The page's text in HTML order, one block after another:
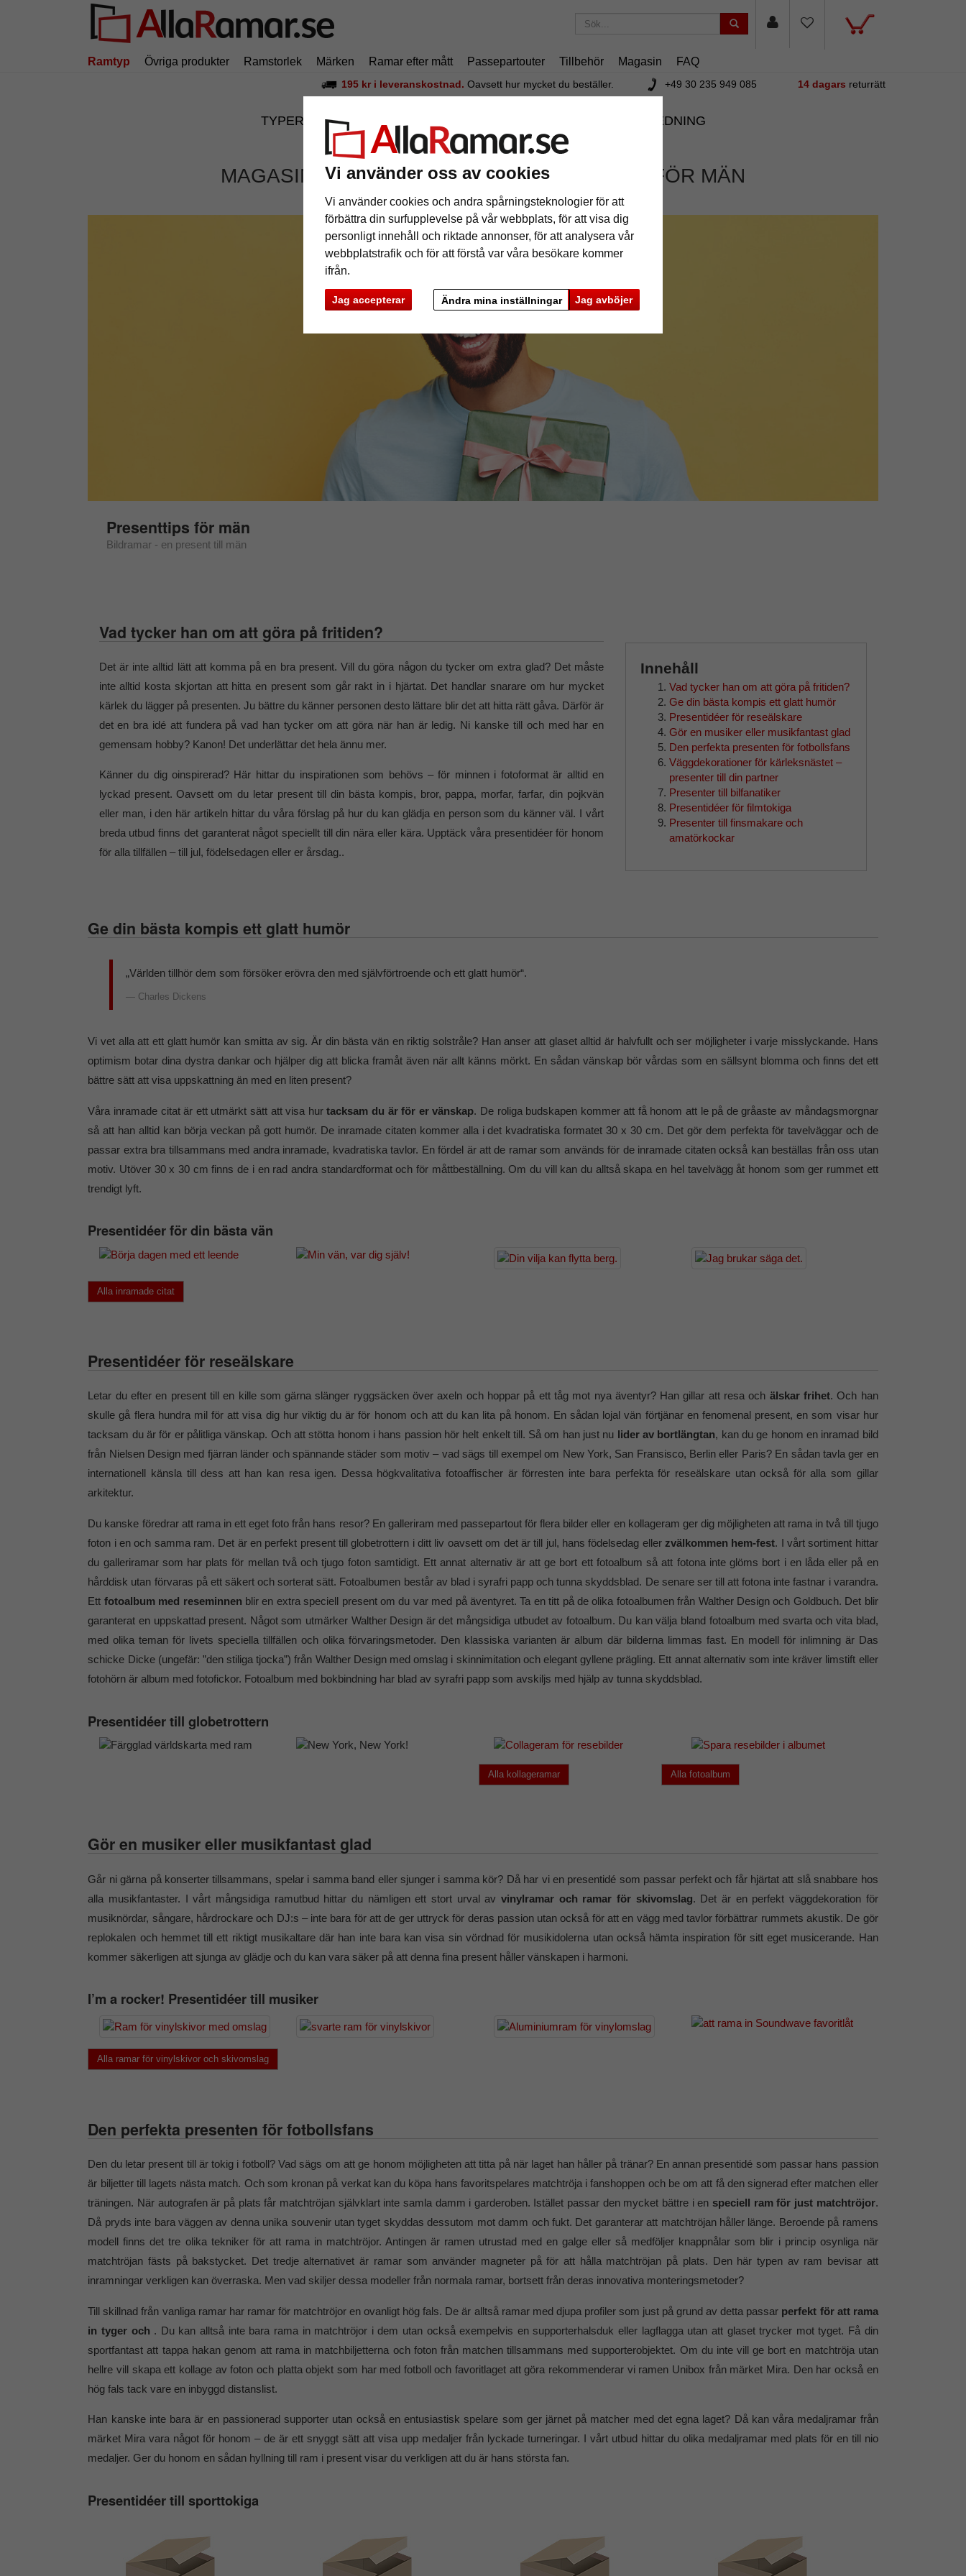
Vi använder oss av cookies
Vi använder cookies och andra spårningsteknologier för att
förbättra din surfupplevelse på vår webbplats, för att visa dig
personligt innehåll och riktade annonser, för att analysera vår
webbplatstrafik och för att förstå var våra besökare kommer
ifrån.
Jag accepterar Jag avböjer
Ändra mina inställningar
Ramtyp Övriga produkter Ramstorlek Märken Ramar efter mått Passepartouter Tillbehör Magasin FAQ
195 kr i leveranskostnad. Oavsett hur mycket du beställer. +49 30 235 949 085 14 dagars returrätt
TYPER RÅDGIVNING KONST & INREDNING
MAGASIN PRESENTIDÉER PRESENTTIPS FÖR MÄN
Presenttips för män
Bildramar - en present till män
Vad tycker han om att göra på fritiden?
Det är inte alltid lätt att komma på en bra present. Vill du göra någon du tycker om extra glad? Det måste
inte alltid kosta skjortan att hitta en present som går rakt in i hjärtat. Det handlar snarare om hur mycket
kärlek du lägger på presenten. Ju bättre du känner personen desto lättare blir det att hitta rätt gåva. Därför är
det en bra idé att fundera på vad han tycker om att göra när han är ledig. Ni kanske till och med har en
gemensam hobby? Kanon! Det underlättar det hela ännu mer.
Känner du dig oinspirerad? Här hittar du inspirationen som behövs – för minnen i fotoformat är alltid en
lyckad present. Oavsett om du letar present till din bästa kompis, bror, pappa, morfar, farfar, din pojkvän
eller man, i den här artikeln hittar du våra förslag på hur du kan glädja en person som du känner väl. I vårt
breda utbud finns det garanterat något speciellt till din nära eller kära. Upptäck våra presentidéer för honom
för alla tillfällen – till jul, födelsedagen eller er årsdag..
Innehåll
Vad tycker han om att göra på fritiden?
Ge din bästa kompis ett glatt humör
Presentidéer för reseälskare
Gör en musiker eller musikfantast glad
Den perfekta presenten för fotbollsfans
Väggdekorationer för kärleksnästet –
presenter till din partner
Presenter till bilfanatiker
Presentidéer för filmtokiga
Presenter till finsmakare och
amatörkockar
Ge din bästa kompis ett glatt humör
„Världen tillhör dem som försöker erövra den med självförtroende och ett glatt humör“.
Charles Dickens
Vi vet alla att ett glatt humör kan smitta av sig. Är din bästa vän en riktig solstråle? Han anser att glaset alltid är halvfullt och ser möjligheter i varje misslyckande. Hans
optimism botar dina dystra dankar och hjälper dig att blicka framåt även när allt känns mörkt. En sådan vänskap bör vårdas som en sällsynt blomma och finns det ett
bättre sätt att visa uppskattning än med en liten present?
Våra inramade citat är ett utmärkt sätt att visa hurtacksam du är för er vänskap. De roliga budskapen kommer att få honom att le på de gråaste av måndagsmorgnar
så att han alltid kan börja veckan på gott humör. De inramade citaten kommer alla i det kvadratiska formatet 30 x 30 cm. Det gör dem perfekta för tavelväggar och de
passar extra bra tillsammans med andra inramade, kvadratiska tavlor. En fördel är att de ramar som används för de inramade citaten också kan beställas från oss utan
motiv. Utöver 30 x 30 cm finns de i en rad andra standardformat och för måttbeställning. Om du vill kan du alltså skapa en hel tavelvägg åt honom som ger rummet ett
trendigt lyft.
Presentidéer för din bästa vän
Alla inramade citat
Presentidéer för reseälskare
Letar du efter en present till en kille som gärna slänger ryggsäcken över axeln och hoppar på ett tåg mot nya äventyr? Han gillar att resa och älskar frihet. Och han
skulle gå flera hundra mil för att visa dig hur viktig du är för honom och att du kan lita på honom. En sådan lojal vän förtjänar en fenomenal present, en som visar hur
tacksam du är för er pålitliga vänskap. Och att stötta honom i hans passion hör helt enkelt till. Så om han just nu lider av bortlängtan, kan du ge honom en inramad bild
från Nielsen Design med fjärran länder och spännande städer som motiv – vad sägs till exempel om New York, San Fransisco, Berlin eller Paris? En sådan tavla ger en
internationell känsla till dess att han kan resa igen. Dessa högkvalitativa fotoaffischer är förresten inte bara perfekta för reseälskare utan också för alla som gillar
arkitektur.
Du kanske föredrar att rama in ett eget foto från hans resor? En galleriram med passepartout för flera bilder eller en kollageram ger dig möjligheten att rama in två till tjugo
foton i en och samma ram. Det är en perfekt present till globetrottern i ditt liv oavsett om det är till jul, hans födelsedag eller zvälkommen hem-fest. I vårt sortiment hittar
du galleriramar som har plats för mellan två och tjugo foton samtidigt. Ett annat alternativ är att ge bort ett fotoalbum så att fotona inte glöms bort i en låda eller på en
hårddisk utan förvaras på ett säkert och sorterat sätt. Fotoalbumen består av blad i syrafri papp och tunna skyddsblad. De senare ser till att fotona inte fastnar i varandra.
Ett fotoalbum med reseminnen blir en extra speciell present om du var med på äventyret. Ta en titt på de olika fotoalbumen från Walther Design och Goldbuch. Det blir
garanterat en uppskattad present. Något som utmärker Walther Design är det mångsidiga utbudet av fotoalbum. Du kan välja bland fotoalbum med svarta och vita blad,
med olika teman för livets speciella tillfällen och olika förvaringsmetoder. Den klassiska varianten är album där bilderna limmas fast. En modell för inlimning är Das
schicke Dicke (ungefär: ”den stiliga tjocka”) från Walther Design med omslag i skinnimitation och elegant gyllene prägling. Ett annat alternativ som inte kräver limstift eller
fotohörn är album med fotofickor. Fotoalbum med bokbindning har blad av syrafri papp som avskiljs med hjälp av tunna skyddsblad.
Presentidéer till globetrottern
Alla kollageramar Alla fotoalbum
Gör en musiker eller musikfantast glad
Går ni gärna på konserter tillsammans, spelar i samma band eller sjunger i samma kör? Då har vi en presentidé som passar perfekt och får hjärtat att slå snabbare hos
alla musikfantaster. I vårt mångsidiga ramutbud hittar du nämligen ett stort urval avvinylramar och ramar för skivomslag. Det är en perfekt väggdekoration för
musiknördar, sångare, hårdrockare och DJ:s – inte bara för att de ger uttryck för deras passion utan också för att en vägg med tavlor förbättrar rummets akustik. De gör
replokalen och hemmet till ett riktigt musikaltare där han inte bara kan visa sin vördnad för musikidolerna utan också hämta inspiration för sitt eget musicerande. Han
kommer säkerligen att sjunga av glädje och du kan vara säker på att denna fina present håller vänskapen i harmoni.
I’m a rocker! Presentidéer till musiker
Alla ramar för vinylskivor och skivomslag
Den perfekta presenten för fotbollsfans
Den du letar present till är tokig i fotboll? Vad sägs om att ge honom möjligheten att titta på när laget han håller på tränar? En annan presentidé som passar hans passion
är biljetter till lagets nästa match. Och som kronan på verkat kan du köpa hans favoritspelares matchtröja i fanshoppen och be om att få den signerad efter matchen eller
träningen. När autografen är på plats får matchtröjan självklart inte samla damm i garderoben. Istället passar den mycket bättre i en speciell ram för just matchtröjor.
Då pryds inte bara väggen av denna unika souvenir utan tyget skyddas dessutom mot damm och fukt. Det garanterar att matchtröjan håller länge. Beroende på ramens
modell finns det tre olika tekniker för att rama in matchtröjor. Antingen är ramen utrustad med en galge eller så medföljer knappnålar som blir i princip osynliga när
matchtröjan fästs på bakstycket. Det tredje alternativet är ramar som använder magneter på för att hålla matchtröjan på plats. Den här typen av ram bevisar att
inramningar verkligen kan överraska. Men vad skiljer dessa modeller från normala ramar, bortsett från deras innovativa monteringsmetoder?
Till skillnad från vanliga ramar har ramar för matchtröjor en ovanligt hög fals. De är alltså ramar med djupa profiler som just på grund av detta passar perfekt för att rama
in tyger och . Du kan alltså inte bara rama in matchtröjor i dem utan också exempelvis en supporterhalsduk eller lagflagga utan att glaset trycker mot tyget. Få din
sportfantast att tappa hakan genom att rama in matchbiljetterna och foton från matchen tillsammans med supporterobjektet. Om du inte vill ge bort en matchtröja utan
hellre vill skapa ett kollage av foton och platta objekt som har med fotboll och favoritlaget att göra rekommenderar vi ramen Unibox från märket Mira. Den har också en
hög fals tack vare en inbyggd distanslist.
Han kanske inte bara är en passionerad supporter utan också en entusiastisk spelare som ger järnet på matcher med det egna laget? Då kan våra medaljramar från
märket Mira vara något för honom – de är ett snyggt sätt att visa upp medaljer från lyckade turneringar. I vårt utbud hittar du olika medaljramar med plats för en till nio
medaljer. Ger du honom en sådan hyllning till ram i present visar du verkligen att du är hans största fan.
Presentidéer till sporttokiga